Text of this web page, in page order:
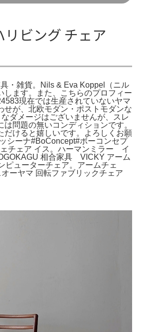
ビング チェア
・雑貨。Nils & Eva Koppel（ニル
ます。また、こちらのプロフィー
現在では生産されていないヤマ
が、北欧モダン・ポストモダンな
ダメージはございませんが、スレ
問題の無いコンディションです。
だけると嬉しいです。よろしくお願
シーナ#BoConcept#ボーコンセプ
チェア イス。ハーマンミラー イ
相合家具 VICKY アーム
ューターチェア。アームチェ
ーヤマ 回転ファブリックチェア